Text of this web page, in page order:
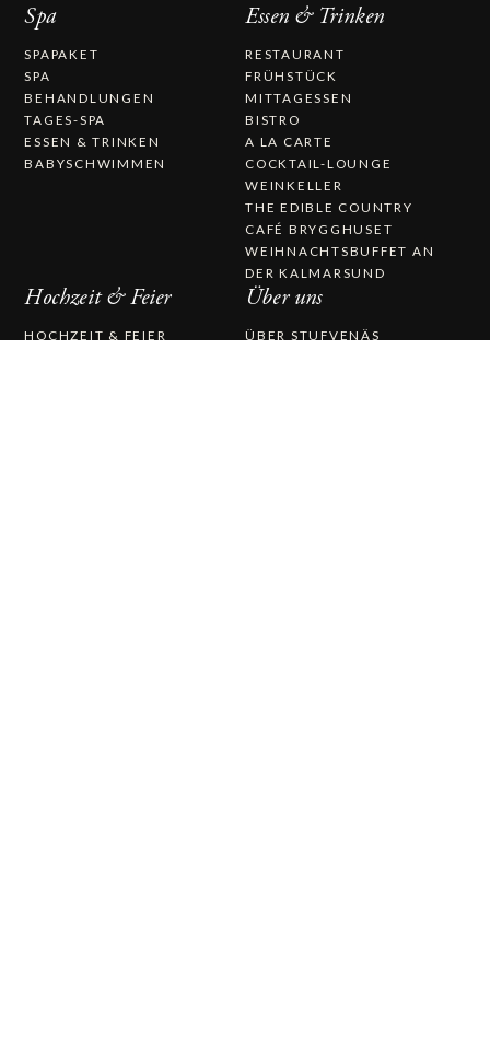
Spa
SPAPAKET
SPA
BEHANDLUNGEN
TAGES-SPA
ESSEN & TRINKEN
BABYSCHWIMMEN
Essen & Trinken
RESTAURANT
FRÜHSTÜCK
MITTAGESSEN
BISTRO
A LA CARTE
COCKTAIL-LOUNGE
WEINKELLER
THE EDIBLE COUNTRY
CAFÉ BRYGGHUSET
WEIHNACHTSBUFFET AN
DER KALMARSUND
Hochzeit & Feier
HOCHZEIT & FEIER
Über uns
ÜBER STUFVENÄS